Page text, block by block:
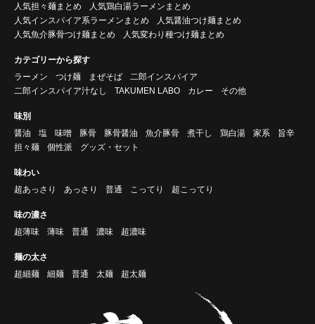
人気担々麺まとめ
人気鶏白湯ラーメンまとめ
人気インスパイア系ラーメンまとめ
人気醤油つけ麺まとめ
人気魚介豚骨つけ麺まとめ
人気変わり種つけ麺まとめ
カテゴリーから探す
ラーメン
つけ麺 まぜそば
二郎インスパイア
二郎インスパイア汁なし
TAKUMEN LABO カレー その他
味別
醤油
塩 味噌 豚骨 豚骨醤油 魚介豚骨 煮干し 鶏白湯 家系
旨辛
担々麺
個性派 グッズ・セット
味わい
超あっさり
あっさり 普通 こってり 超こってり
味の濃さ
超薄味
薄味 普通 濃味 超濃味
麺の太さ
超細麺
細麺 普通 太麺 超太麺